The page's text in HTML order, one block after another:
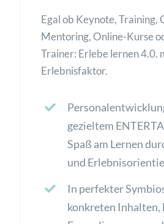
Egal ob Keynote, Training,
Mentoring, Online-Kurse
Trainer: Erlebe lernen 4.0.
Erlebnisfaktor.
gezieltem
Spaß am Lernen
und
In perfekter
konkreten Inhalten,